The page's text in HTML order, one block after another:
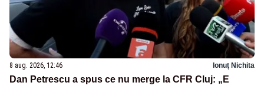
8 aug. 2026, 12:46 Ionuț Nichita
Dan Petrescu a spus ce nu merge la CFR Cluj: „E